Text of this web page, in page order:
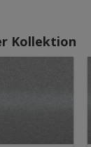
Kollektion